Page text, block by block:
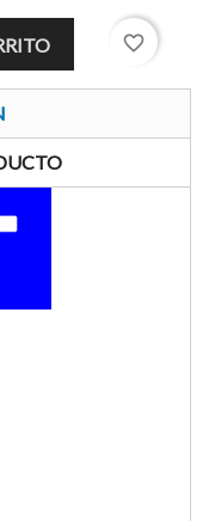
favorite_border